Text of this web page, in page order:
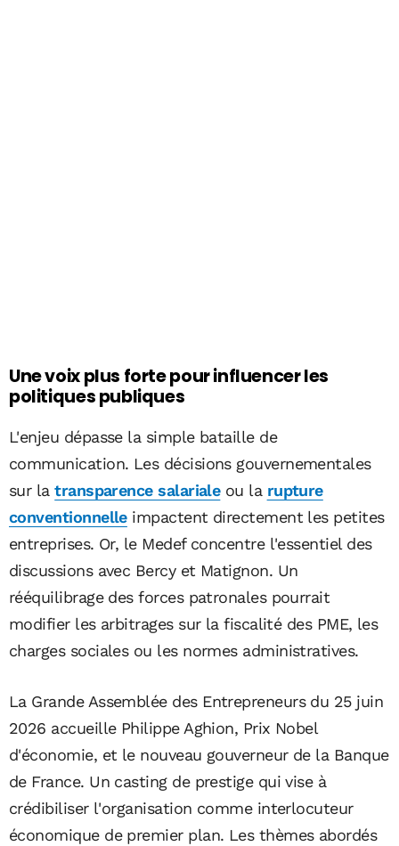
Une voix plus forte pour influencer les
politiques publiques
L'enjeu dépasse la simple bataille de
communication. Les décisions gouvernementales
sur latransparence salarialeou la rupture
conventionnelleimpactent directement les petites
entreprises. Or, le Medef concentre l'essentiel des
discussions avec Bercy et Matignon. Un
rééquilibrage des forces patronales pourrait
modifier les arbitrages sur la fiscalité des PME, les
charges sociales ou les normes administratives.
La Grande Assemblée des Entrepreneurs du 25 juin
2026 accueille Philippe Aghion, Prix Nobel
d'économie, et le nouveau gouverneur de la Banque
de France. Un casting de prestige qui vise à
crédibiliser l'organisation comme interlocuteur
économique de premier plan. Les thèmes abordés